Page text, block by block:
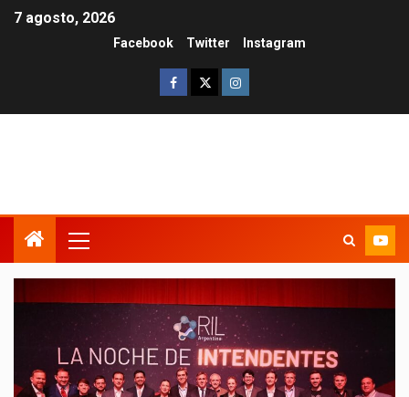
7 agosto, 2026
Facebook Twitter Instagram